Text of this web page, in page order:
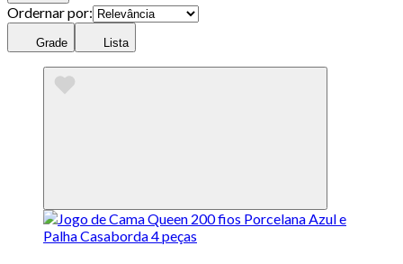
Ordernar por:
Grade Lista